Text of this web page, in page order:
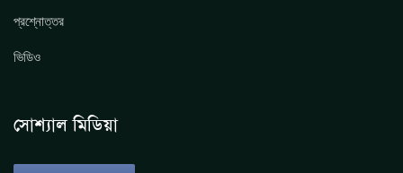
প্রশ্নোত্তর
ভিডিও
সোশ্যাল মিডিয়া